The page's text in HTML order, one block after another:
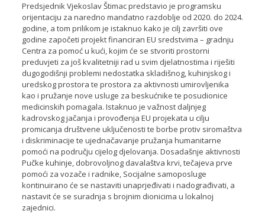
Predsjednik Vjekoslav Štimac predstavio je programsku
orijentaciju za naredno mandatno razdoblje od 2020. do 2024.
godine, a tom prilikom je istaknuo kako je cilj završiti ove
godine započeti projekt financiran EU sredstvima – gradnju
Centra za pomoć u kući, kojim će se stvoriti prostorni
preduvjeti za još kvalitetniji rad u svim djelatnostima i riješiti
dugogodišnji problemi nedostatka skladišnog, kuhinjskog i
uredskog prostora te prostora za aktivnosti umirovljenika
kao i pružanje nove usluge za beskućnike te posudionice
medicinskih pomagala. Istaknuo je važnost daljnjeg
kadrovskog jačanja i provođenja EU projekata u cilju
promicanja društvene uključenosti te borbe protiv siromaštva
i diskriminacije te ujednačavanje pružanja humanitarne
pomoći na području cijelog djelovanja. Dosadašnje aktivnosti
Pučke kuhinje, dobrovoljnog davalaštva krvi, tečajeva prve
pomoći za vozače i radnike, Socijalne samoposluge
kontinuirano će se nastaviti unaprjeđivati i nadograđivati, a
nastavit će se suradnja s brojnim dionicima u lokalnoj
zajednici.